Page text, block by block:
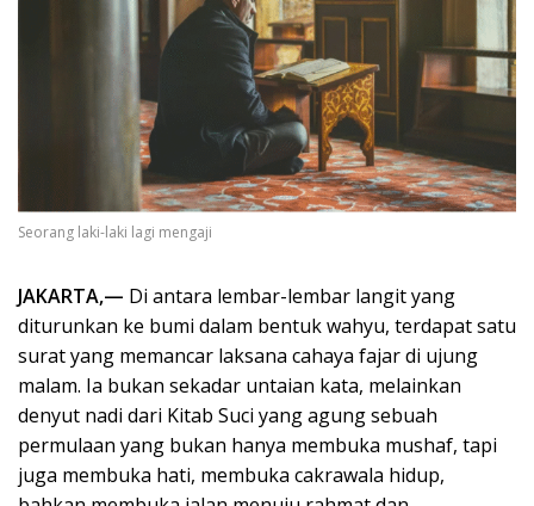
Seorang laki-laki lagi mengaji
JAKARTA,— Di antara lembar-lembar langit yang
diturunkan ke bumi dalam bentuk wahyu, terdapat satu
surat yang memancar laksana cahaya fajar di ujung
malam. Ia bukan sekadar untaian kata, melainkan
denyut nadi dari Kitab Suci yang agung sebuah
permulaan yang bukan hanya membuka mushaf, tapi
juga membuka hati, membuka cakrawala hidup,